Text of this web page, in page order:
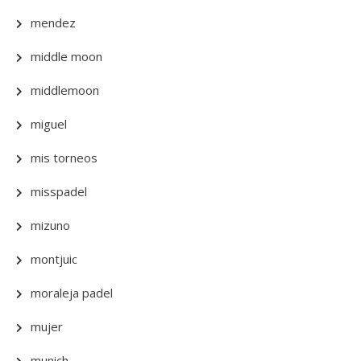
mendez
middle moon
middlemoon
miguel
mis torneos
misspadel
mizuno
montjuic
moraleja padel
mujer